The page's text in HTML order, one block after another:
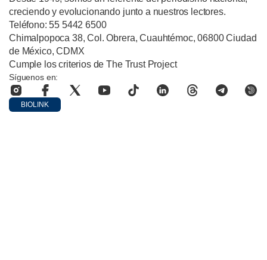
creciendo y evolucionando junto a nuestros lectores.
Teléfono: 55 5442 6500
Chimalpopoca 38, Col. Obrera, Cuauhtémoc, 06800 Ciudad
de México, CDMX
Cumple los criterios de The Trust Project
Síguenos en:
BIOLINK